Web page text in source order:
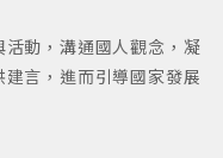
動，溝通國人觀念，凝
言，進而引導國家發展